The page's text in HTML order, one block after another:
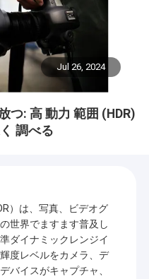
Jul 26, 2024
つ: 高 動力 範囲 (HDR)
調べる
）は、写真、ビデオグ
世界でますます普及し
ダイナミックレンジイ
度レベルをカメラ、デ
バイスがキャプチャ、